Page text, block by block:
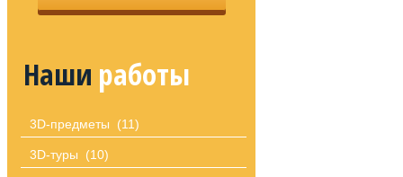
Наши работы
3D-предметы (11)
3D-туры (10)